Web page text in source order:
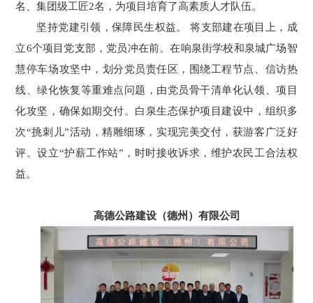
名、集团级工匠2名，为项目培育了高素质人才队伍。
坚持党建引领，保障民生权益。 将支部建在项目上，成
立6个项目党支部，党员冲在前。在响泉街学校和泉城广场智
慧停车场攻坚中，划分党员责任区，围绕工程节点、信访热
线、绿化恢复等重难点问题，由党员骨干清单化认领、项目
化攻坚，确保如期交付。白泉生态保护项目建设中，组织多
次“挑刺儿”活动，精雕细琢，实现完美交付，获游客广泛好
评。设立“护薪工作站”，时时接收诉求，维护农民工合法权
益。
高德公路建设（德州）有限公司